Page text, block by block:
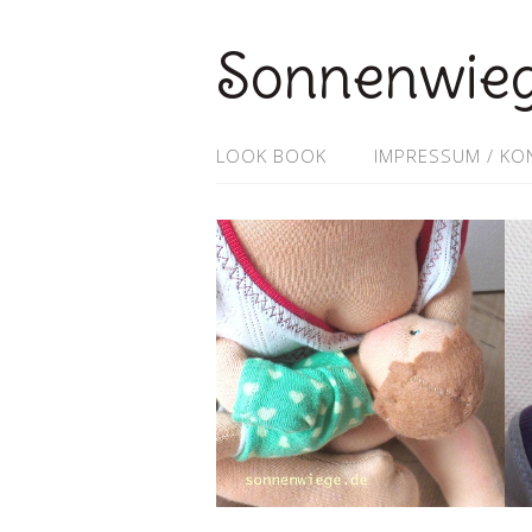
LOOK BOOK IMPRESSUM /